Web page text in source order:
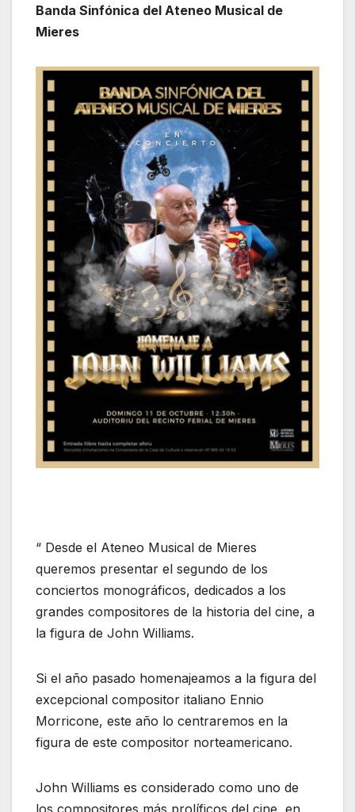
Banda Sinfónica del Ateneo Musical de
Mieres
“ Desde el Ateneo Musical de Mieres
queremos presentar el segundo de los
conciertos monográficos, dedicados a los
grandes compositores de la historia del cine, a
la figura de John Williams.
Si el año pasado homenajeamos a la figura del
excepcional compositor italiano Ennio
Morricone, este año lo centraremos en la
figura de este compositor norteamericano.
John Williams es considerado como uno de
los compositores más prolíficos del cine, en